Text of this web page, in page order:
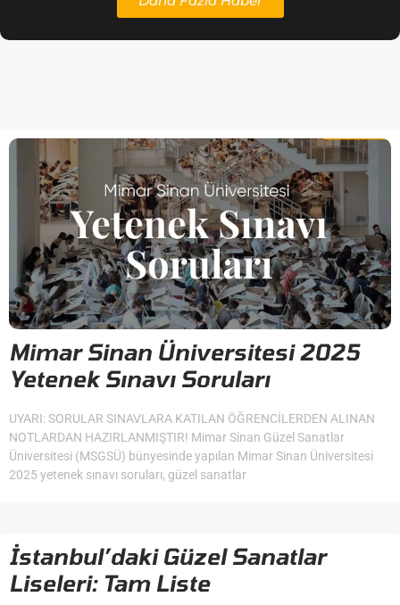
Mimar Sinan Üniversitesi 2025
Yetenek Sınavı Soruları
UYARI: SORULAR SINAVLARA KATILAN ÖĞRENCİLERDEN ALINAN
NOTLARDAN HAZIRLANMIŞTIR! Mimar Sinan Güzel Sanatlar
Üniversitesi (MSGSÜ) bünyesinde yapılan Mimar Sinan Üniversitesi
2025 yetenek sınavı soruları, güzel sanatlar
İstanbul’daki Güzel Sanatlar
Liseleri: Tam Liste